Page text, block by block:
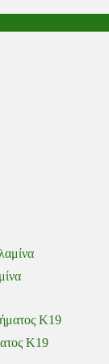
Κ19